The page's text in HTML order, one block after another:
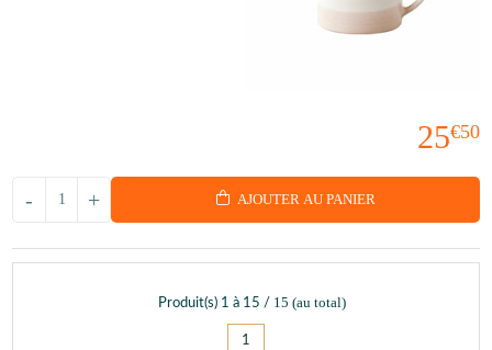
25€50
+
- AJOUTER AU PANIER
Produit(s) 1 à 15 / 15 (au total)
1